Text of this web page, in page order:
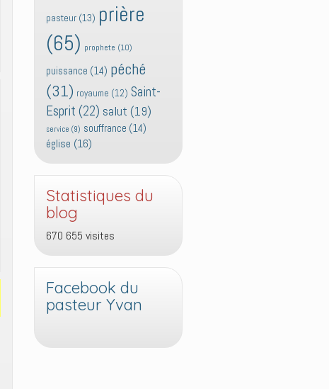
pasteur (13) prière
(65) prophete (10)
puissance (14) péché
(31) royaume (12) Saint-
Esprit (22) salut (19)
service (9) souffrance (14)
église (16)
Statistiques du
blog
670 655 visites
Facebook du
pasteur Yvan